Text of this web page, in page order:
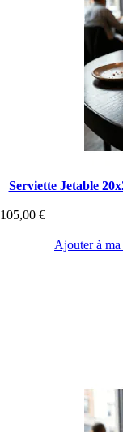
Serviette Jetable
105,00 €
Ajouter à ma